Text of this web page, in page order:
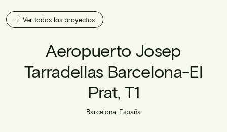
Ver todos los proyectos
Aeropuerto Josep
Tarradellas Barcelona-El
Prat, T1
Barcelona, España